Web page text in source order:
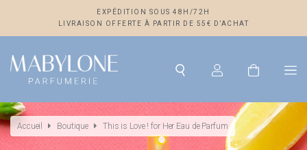
EXPÉDITION SOUS 48H/72H
LIVRAISON OFFERTE À PARTIR DE 55€ D’ACHAT
Accueil Boutique This is Love ! for Her Eau de Parfum